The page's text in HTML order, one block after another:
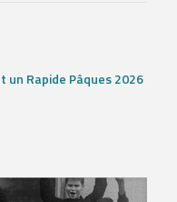
un Rapide Pâques 2026